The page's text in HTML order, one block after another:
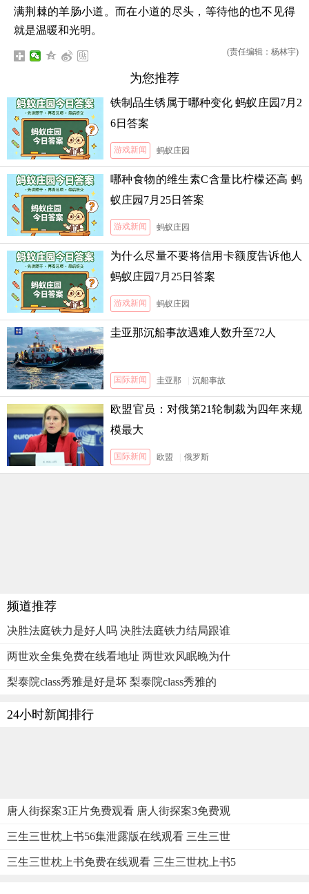
满荆棘的羊肠小道。而在小道的尽头，等待他的也不见得
就是温暖和光明。
(责任编辑：杨林宇)
为您推荐
铁制品生锈属于哪种变化 蚂蚁庄园7月2
6日答案
游戏新闻 蚂蚁庄园
哪种食物的维生素C含量比柠檬还高 蚂
蚁庄园7月25日答案
游戏新闻 蚂蚁庄园
为什么尽量不要将信用卡额度告诉他人
蚂蚁庄园7月25日答案
游戏新闻 蚂蚁庄园
圭亚那沉船事故遇难人数升至72人
国际新闻 圭亚那 沉船事故
欧盟官员：对俄第21轮制裁为四年来规
模最大
国际新闻 欧盟 俄罗斯
频道推荐
决胜法庭铁力是好人吗 决胜法庭铁力结局跟谁
两世欢全集免费在线看地址 两世欢风眠晚为什
梨泰院class秀雅是好是坏 梨泰院class秀雅的
24小时新闻排行
唐人街探案3正片免费观看 唐人街探案3免费观
三生三世枕上书56集泄露版在线观看 三生三世
三生三世枕上书免费在线观看 三生三世枕上书5